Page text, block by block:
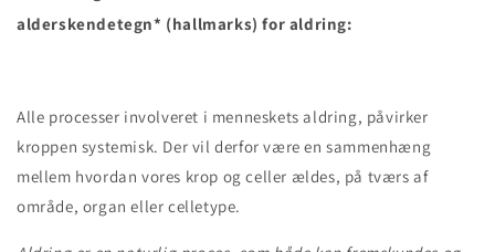
alderskendetegn* (hallmarks) for aldring:
Alle processer involveret i menneskets aldring, påvirker
kroppen systemisk. Der vil derfor være en sammenhæng
mellem hvordan vores krop og celler ældes, på tværs af
område, organ eller celletype.